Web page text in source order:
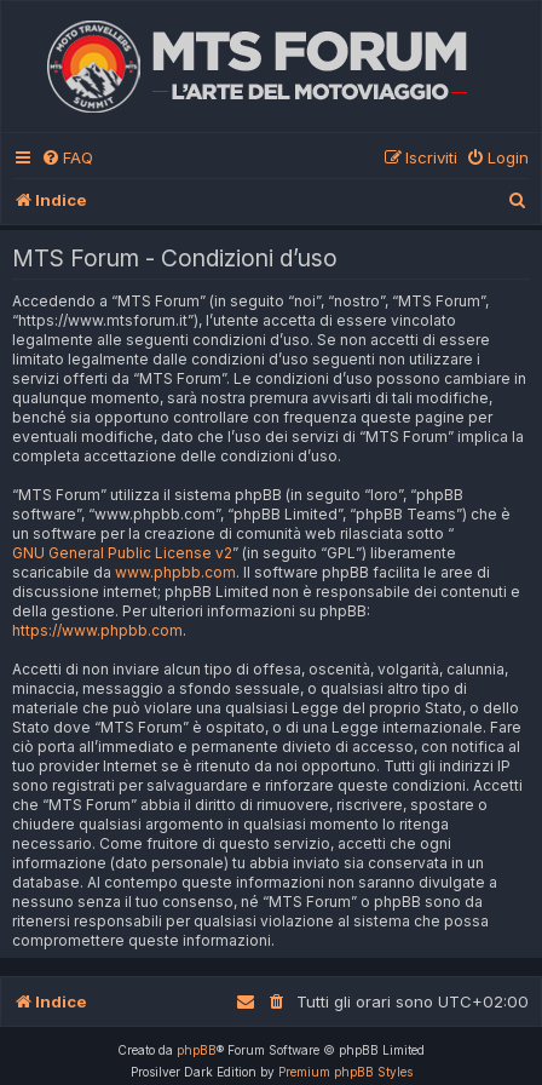
FAQ Login
Iscriviti
Indice
MTS Forum - Condizioni d’uso
Accedendo a “MTS Forum” (in seguito “noi”, “nostro”, “MTS Forum”,
“https://www.mtsforum.it”), l’utente accetta di essere vincolato
legalmente alle seguenti condizioni d’uso. Se non accetti di essere
limitato legalmente dalle condizioni d’uso seguenti non utilizzare i
servizi offerti da “MTS Forum”. Le condizioni d’uso possono cambiare in
qualunque momento, sarà nostra premura avvisarti di tali modifiche,
benché sia opportuno controllare con frequenza queste pagine per
eventuali modifiche, dato che l’uso dei servizi di “MTS Forum” implica la
completa accettazione delle condizioni d’uso.
“MTS Forum” utilizza il sistema phpBB (in seguito “loro”, “phpBB
software”, “www.phpbb.com”, “phpBB Limited”, “phpBB Teams”) che è
un software per la creazione di comunità web rilasciata sotto “
GNU General Public License v2” (in seguito “GPL”) liberamente
scaricabile da www.phpbb.com. Il software phpBB facilita le aree di
discussione internet; phpBB Limited non è responsabile dei contenuti e
della gestione. Per ulteriori informazioni su phpBB:
https://www.phpbb.com.
Accetti di non inviare alcun tipo di offesa, oscenità, volgarità, calunnia,
minaccia, messaggio a sfondo sessuale, o qualsiasi altro tipo di
materiale che può violare una qualsiasi Legge del proprio Stato, o dello
Stato dove “MTS Forum” è ospitato, o di una Legge internazionale. Fare
ciò porta all’immediato e permanente divieto di accesso, con notifica al
tuo provider Internet se è ritenuto da noi opportuno. Tutti gli indirizzi IP
sono registrati per salvaguardare e rinforzare queste condizioni. Accetti
che “MTS Forum” abbia il diritto di rimuovere, riscrivere, spostare o
chiudere qualsiasi argomento in qualsiasi momento lo ritenga
necessario. Come fruitore di questo servizio, accetti che ogni
informazione (dato personale) tu abbia inviato sia conservata in un
database. Al contempo queste informazioni non saranno divulgate a
nessuno senza il tuo consenso, né “MTS Forum” o phpBB sono da
ritenersi responsabili per qualsiasi violazione al sistema che possa
compromettere queste informazioni.
Indice Tutti gli orari sono UTC+02:00
Creato da phpBB® Forum Software © phpBB Limited
Prosilver Dark Edition by Premium phpBB Styles